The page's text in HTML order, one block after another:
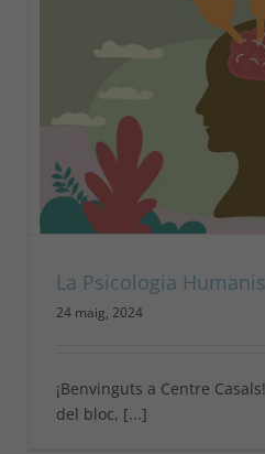
La Psicologia
24 maig, 2024
¡Benvinguts a Centre
del bloc, [...]